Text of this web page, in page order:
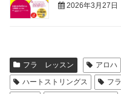
2026年3月27日
フラ レッスン アロハ
ハートストリングス
フラ